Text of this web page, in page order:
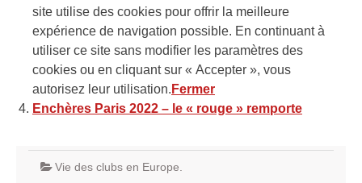
site utilise des cookies pour offrir la meilleure
expérience de navigation possible. En continuant à
utiliser ce site sans modifier les paramètres des
cookies ou en cliquant sur « Accepter », vous
autorisez leur utilisation. Fermer
Enchères Paris 2022 – le « rouge » remporte
Vie des clubs en Europe.